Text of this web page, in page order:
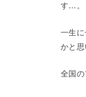
す…。
一生
かと思
全国